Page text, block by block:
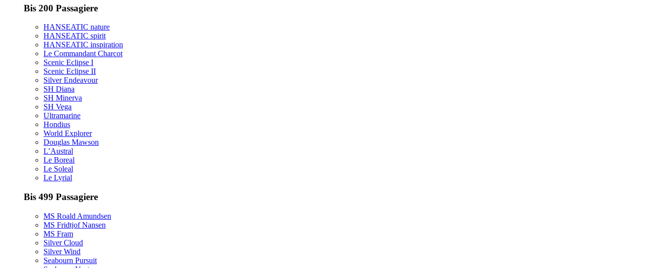
Bis 200 Passagiere
HANSEATIC nature
HANSEATIC spirit
HANSEATIC inspiration
Le Commandant Charcot
Scenic Eclipse I
Scenic Eclipse II
Silver Endeavour
SH Diana
SH Minerva
SH Vega
Ultramarine
Hondius
World Explorer
Douglas Mawson
L’Austral
Le Boreal
Le Soleal
Le Lyrial
Bis 499 Passagiere
MS Roald Amundsen
MS Fridtjof Nansen
MS Fram
Silver Cloud
Silver Wind
Seabourn Pursuit